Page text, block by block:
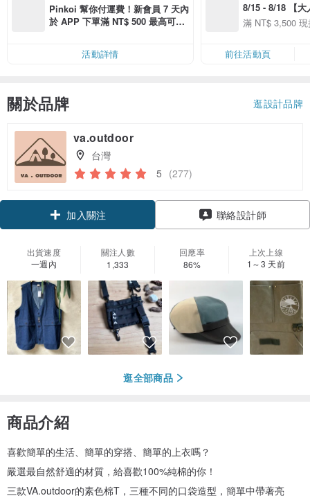
Pinkoi 幫你付運費！新會員 7 天內
於 APP 下單滿 NT$ 500 最高可折
活動詳情
8/15 - 8/18 【大
季】滿
滿 NT$ 3,500
前往活動頁
關於品牌 逛設計品牌
va.outdoor
台灣
5 (277)
加入關注 聯絡設計師
出貨速度
一週內
關注人數
1,333
回應率
86%
上次上線
1～3 天前
逛全部商品
商品介紹
喜歡簡單的生活、簡單的穿搭、簡單的上衣嗎？
嚴選最自然舒適的材質，給喜歡100%純棉的你！
三款VA.outdoor的素色棉T，三種不同的口袋造型，簡單中帶著亮